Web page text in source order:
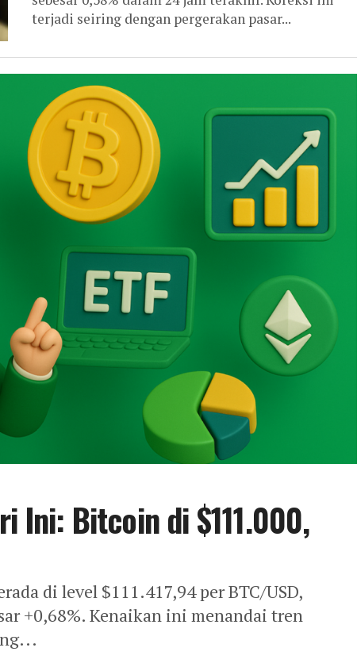
terjadi seiring dengan pergerakan pasar...
Ini: Bitcoin di $111.000,
di level $111.417,94 per BTC/USD,
+0,68%. Kenaikan ini menandai tren